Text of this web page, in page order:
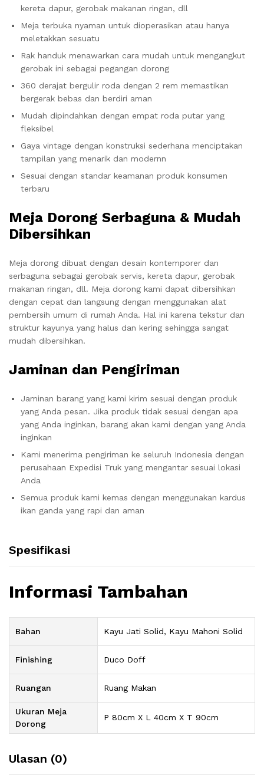
kereta dapur, gerobak makanan ringan, dll
Meja terbuka nyaman untuk dioperasikan atau hanya
meletakkan sesuatu
Rak handuk menawarkan cara mudah untuk mengangkut
gerobak ini sebagai pegangan dorong
360 derajat bergulir roda dengan 2 rem memastikan
bergerak bebas dan berdiri aman
Mudah dipindahkan dengan empat roda putar yang
fleksibel
Gaya vintage dengan konstruksi sederhana menciptakan
tampilan yang menarik dan modernn
Sesuai dengan standar keamanan produk konsumen
terbaru
Meja Dorong Serbaguna & Mudah
Dibersihkan
Meja dorong dibuat dengan desain kontemporer dan
serbaguna sebagai gerobak servis, kereta dapur, gerobak
makanan ringan, dll. Meja dorong kami dapat dibersihkan
dengan cepat dan langsung dengan menggunakan alat
pembersih umum di rumah Anda. Hal ini karena tekstur dan
struktur kayunya yang halus dan kering sehingga sangat
mudah dibersihkan.
Jaminan dan Pengiriman
Jaminan barang yang kami kirim sesuai dengan produk
yang Anda pesan. Jika produk tidak sesuai dengan apa
yang Anda inginkan, barang akan kami dengan yang Anda
inginkan
Kami menerima pengiriman ke seluruh Indonesia dengan
perusahaan Expedisi Truk yang mengantar sesuai lokasi
Anda
Semua produk kami kemas dengan menggunakan kardus
ikan ganda yang rapi dan aman
Spesifikasi
Informasi Tambahan
Bahan Kayu Jati Solid, Kayu Mahoni Solid
Finishing Duco Doff
Ruangan Ruang Makan
Ukuran Meja
Dorong
P 80cm X L 40cm X T 90cm
Ulasan (0)